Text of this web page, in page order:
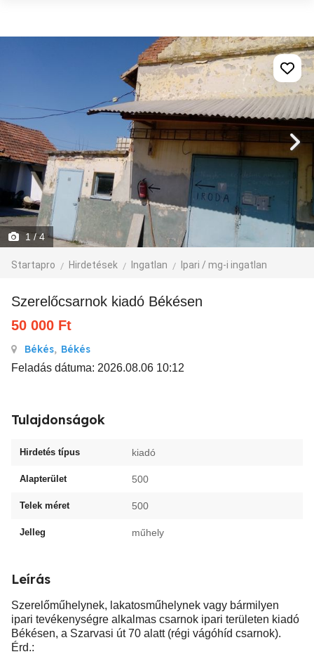
1/ 4
Startapro Hirdetések Ingatlan Ipari / mg-i ingatlan
Szerelőcsarnok kiadó Békésen
50 000 Ft
Békés, Békés
Feladás dátuma: 2026.08.06 10:12
Tulajdonságok
Hirdetés típus kiadó
Alapterület 500
Telek méret 500
Jelleg műhely
Leírás
Szerelőműhelynek, lakatosműhelynek vagy bármilyen
ipari tevékenységre alkalmas csarnok ipari területen kiadó
Békésen, a Szarvasi út 70 alatt (régi vágóhíd csarnok).
Érd.: